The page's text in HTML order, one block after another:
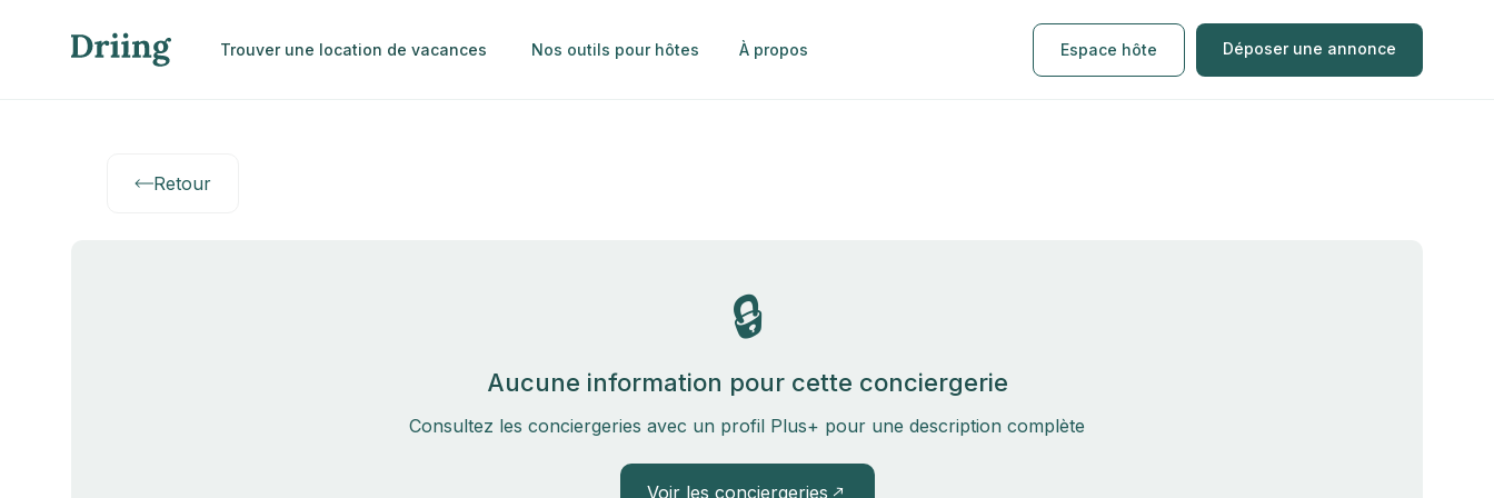
Trouver une location de vacances Nos outils pour hôtes À propos Espace hôte Déposer une annonce
Retour
🔒
Aucune information pour cette conciergerie
Consultez les conciergeries avec un profil Plus+ pour une description complète
Voir les conciergeries